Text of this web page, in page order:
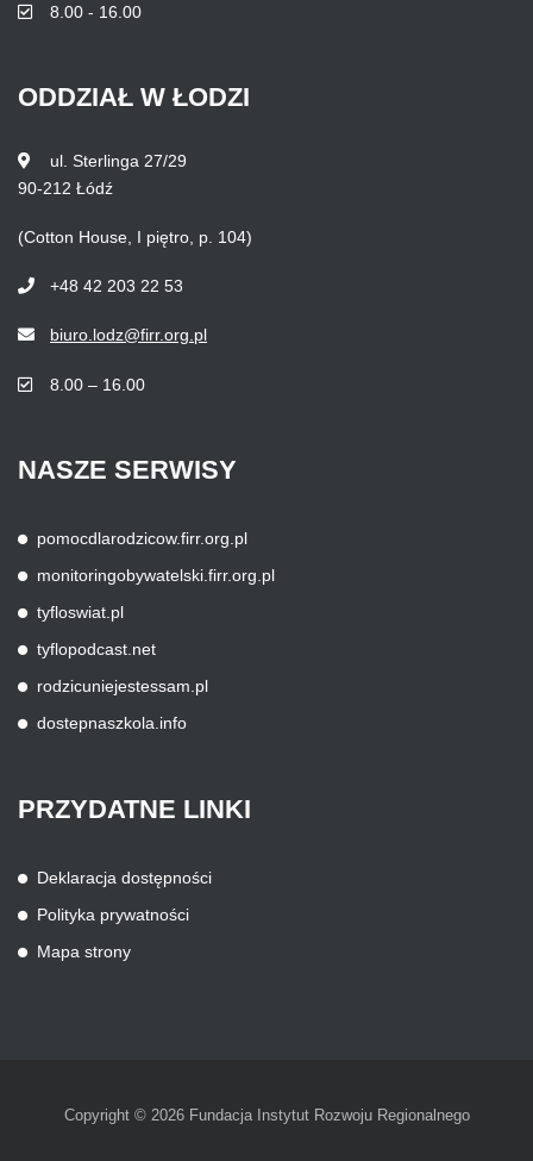
8.00 - 16.00
ODDZIAŁ W ŁODZI
ul. Sterlinga 27/29
90-212 Łódź
(Cotton House, I piętro, p. 104)
+48 42 203 22 53
biuro.lodz@firr.org.pl
8.00 – 16.00
NASZE SERWISY
pomocdlarodzicow.firr.org.pl
monitoringobywatelski.firr.org.pl
tyfloswiat.pl
tyflopodcast.net
rodzicuniejestessam.pl
dostepnaszkola.info
PRZYDATNE LINKI
Deklaracja dostępności
Polityka prywatności
Mapa strony
Copyright © 2026 Fundacja Instytut Rozwoju Regionalnego